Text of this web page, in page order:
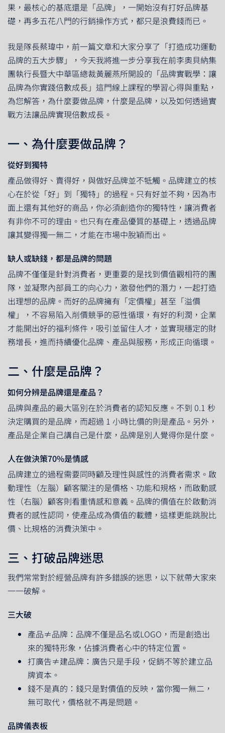
果，最核心的基底還是「品牌」，一開始沒有打好品牌基
礎，再多五花八門的行銷操作方式，都只是浪費錢而已。
我是隊長蔡瑋中 ，前一篇文章和大家分享了「打造成功運動
品牌的五大步驟 」，今天我將進一步分享我在前李奧貝納集
團執行長暨大中華區總裁黃麗燕所開設的「品牌實戰學：讓
品牌為你實踐倍數成長 」這門線上課程的學習心得與重點，
為您解答，為什麼要做品牌，什麼是品牌，以及如何透過實
戰方法讓品牌實現倍數成長。
一、為什麼要做品牌？
從好到獨特
產品做得好、賣得好，與做好品牌並不牴觸。品牌建立的核
心在於從「好」到「獨特」的過程。只有好並不夠，因為市
面上還有其他好的商品，你必須創造你的獨特性，讓消費者
有非你不可的理由。也只有在產品優質的基礎上，透過品牌
讓其變得獨一無二，才能在市場中脫穎而出。
缺人或缺錢，都是品牌的問題
品牌不僅僅是針對消費者，更重要的是找到價值觀相符的團
隊，並凝聚內部員工的向心力，激發他們的潛力，一起打造
出理想的品牌。而好的品牌擁有「定價權」甚至「溢價
權」，不容易陷入削價競爭的惡性循環，有好的利潤，企業
才能開出好的福利條件，吸引並留住人才，並實現穩定的財
務增長，進而持續優化品牌、產品與服務，形成正向循環。
二、什麼是品牌？
如何分辨是品牌還是產品？
品牌與產品的最大區別在於消費者的認知反應。不到 0.1 秒
決定購買的是品牌，而超過 1 小時比價的則是產品。另外，
產品是企業自己講自己是什麼，品牌是別人覺得你是什麼。
人在做決策70%是情感
品牌建立的過程需要同時顧及理性與感性的消費者需求。啟
動理性（左腦）顧客關注的是價格、功能和規格，而啟動感
性（右腦）顧客則看重情感和意義。品牌的價值在於啟動消
費者的感性認同，使產品成為價值的載體，這樣更能跳脫比
價、比規格的消費決策中。
三、打破品牌迷思
我們常常對於經營品牌有許多錯誤的迷思，以下就帶大家來
一一破解。
三大破
產品≠品牌：品牌不僅是品名或LOGO，而是創造出
來的獨特形象，佔據消費者心中的特定位置。
打廣告≠建品牌：廣告只是手段，促銷不等於建立品
牌資本。
錢不是真的：錢只是對價值的反映，當你獨一無二，
無可取代，價格就不再是問題。
品牌儀表板